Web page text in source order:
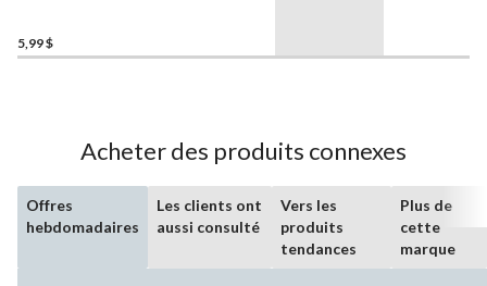
5,99 $
Acheter des produits connexes
Offres
hebdomadaires
Les clients ont
aussi consulté
Vers les
produits
tendances
Plus de
cette
marque